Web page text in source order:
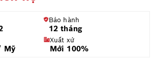
Bảo hành
12 tháng
Mỹ
Xuất xứ
Mới 100%